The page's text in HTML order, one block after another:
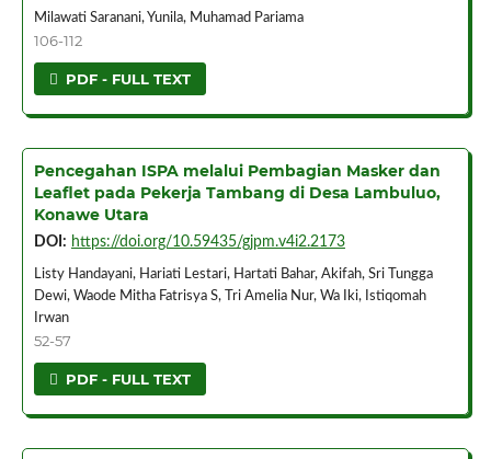
Milawati Saranani, Yunila, Muhamad Pariama
106-112
PDF - FULL TEXT
Pencegahan ISPA melalui Pembagian Masker dan
Leaflet pada Pekerja Tambang di Desa Lambuluo,
Konawe Utara
DOI: https://doi.org/10.59435/gjpm.v4i2.2173
Listy Handayani, Hariati Lestari, Hartati Bahar, Akifah, Sri Tungga
Dewi, Waode Mitha Fatrisya S, Tri Amelia Nur, Wa Iki, Istiqomah
Irwan
52-57
PDF - FULL TEXT